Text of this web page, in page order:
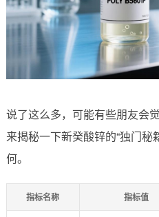
说了这么多，可能有些朋友会
来揭秘一下新癸酸锌的“独门秘
何。
指标名称 指标值